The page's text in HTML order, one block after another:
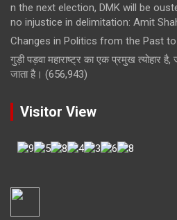
n the next election, DMK will be
no injustice in delimitation: Amit
Changes in Politics from the Past
गुड़ी पड़वा महाराष्ट्र का एक प्रमुख त्योहार
जाता है। (656,943)
Visitor View